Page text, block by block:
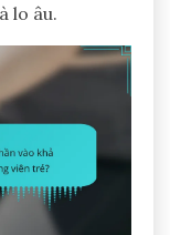
lo âu.